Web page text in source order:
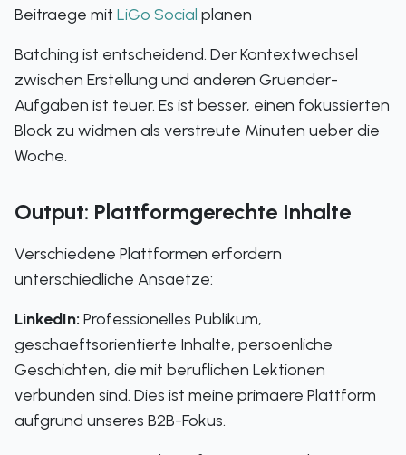
Beitraege mit LiGo Social planen
Batching ist entscheidend. Der Kontextwechsel
zwischen Erstellung und anderen Gruender-
Aufgaben ist teuer. Es ist besser, einen fokussierten
Block zu widmen als verstreute Minuten ueber die
Woche.
Output: Plattformgerechte Inhalte
Verschiedene Plattformen erfordern
unterschiedliche Ansaetze:
LinkedIn: Professionelles Publikum,
geschaeftsorientierte Inhalte, persoenliche
Geschichten, die mit beruflichen Lektionen
verbunden sind. Dies ist meine primaere Plattform
aufgrund unseres B2B-Fokus.